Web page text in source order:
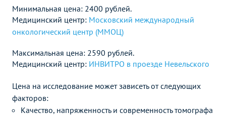
Минимальная цена: 2400 рублей.
Медицинский центр: Московский международный
онкологический центр (ММОЦ)
Максимальная цена: 2590 рублей.
Медицинский центр: ИНВИТРО в проезде Невельского
Цена на исследование может зависеть от следующих
факторов:
Качество, напряженность и современность томографа